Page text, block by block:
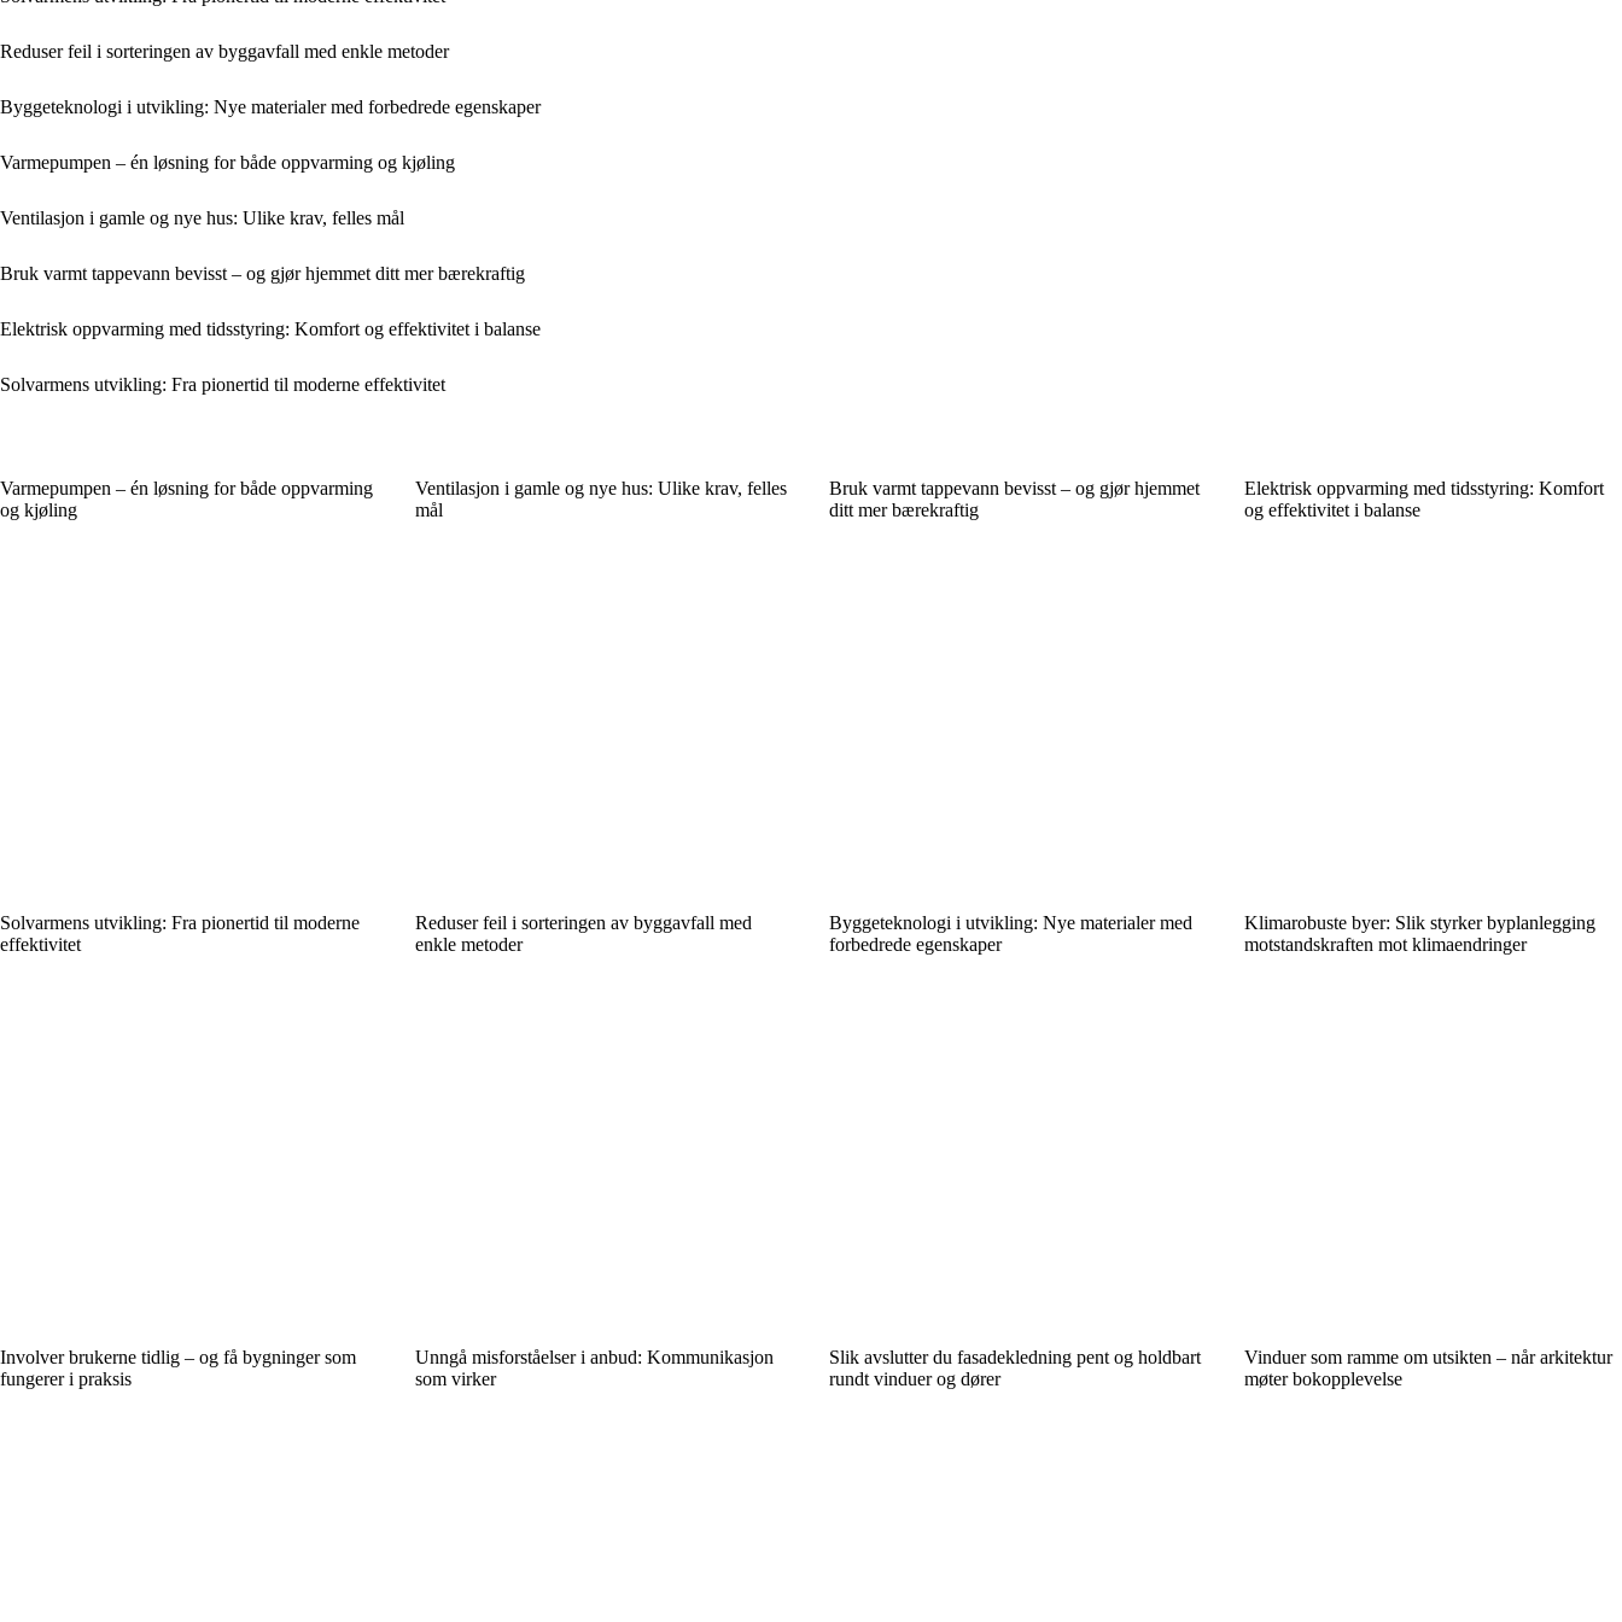
Reduser feil i sorteringen av byggavfall med enkle metoder
Byggeteknologi i utvikling: Nye materialer med forbedrede egenskaper
Varmepumpen – én løsning for både oppvarming og kjøling
Ventilasjon i gamle og nye hus: Ulike krav, felles mål
Bruk varmt tappevann bevisst – og gjør hjemmet ditt mer bærekraftig
Elektrisk oppvarming med tidsstyring: Komfort og effektivitet i balanse
Solvarmens utvikling: Fra pionertid til moderne effektivitet
Varmepumpen – én løsning for både oppvarming
og kjøling
Ventilasjon i gamle og nye hus: Ulike krav, felles
mål
Bruk varmt tappevann bevisst – og gjør hjemmet
ditt mer bærekraftig
Elektrisk oppvarming med tidsstyring: Komfort
og effektivitet i balanse
Solvarmens utvikling: Fra pionertid til moderne
effektivitet
Reduser feil i sorteringen av byggavfall med
enkle metoder
Byggeteknologi i utvikling: Nye materialer med
forbedrede egenskaper
Klimarobuste byer: Slik styrker byplanlegging
motstandskraften mot klimaendringer
Involver brukerne tidlig – og få bygninger som
fungerer i praksis
Unngå misforståelser i anbud: Kommunikasjon
som virker
Slik avslutter du fasadekledning pent og holdbart
rundt vinduer og dører
Vinduer som ramme om utsikten – når arkitektur
møter bokopplevelse